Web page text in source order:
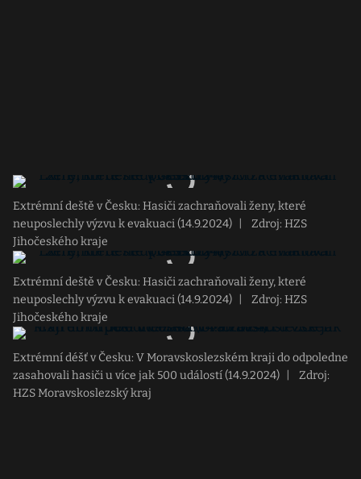
Extrémní deště v Česku: Hasiči zachraňovali ženy, které
neuposlechly výzvu k evakuaci (14.9.2024)
Zdroj: HZS
Jihočeského kraje
Extrémní deště v Česku: Hasiči zachraňovali ženy, které
neuposlechly výzvu k evakuaci (14.9.2024)
Zdroj: HZS
Jihočeského kraje
Extrémní déšť v Česku: V Moravskoslezském kraji do odpoledne
zasahovali hasiči u více jak 500 událostí (14.9.2024)
Zdroj:
HZS Moravskoslezský kraj